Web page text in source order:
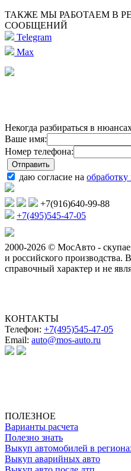
ТАКЖЕ МЫ РАБОТАЕМ В
СООБЩЕНИЙ
Telegram
Max
Некогда разбираться в
Ваше имя:
Номер телефона:
даю согласие на
+7(916)640-99-88
+7(495)545-47-05
2000-2026 © МосАвто -
и российского производства.
справочный характер и не
КОНТАКТЫ
Телефон: +7(495)545-47-05
Email: auto@mos-auto.ru
ПОЛЕЗНОЕ
Варианты расчета
Полезно знать
Выкуп автомобилей в
Выкуп аварийных авто